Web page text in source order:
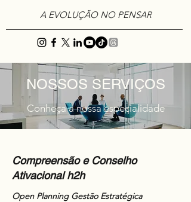
A EVOLUÇÃO NO PENSAR
NOSSOS SERVIÇOS
Conheça a nossa especialidade
Compreensão e Conselho
Ativacional h2h
Open Planning Gestão Estratégica